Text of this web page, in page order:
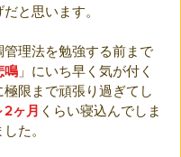
と思います。
管理法を勉強する前まで
鳴 」にいち早く気が付く
極限まで頑張り過ぎてし
2ヶ月 くらい寝込んでしま
た。